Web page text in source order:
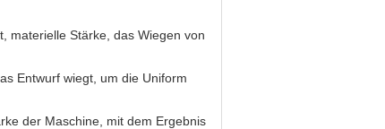
materielle Stärke, das Wiegen von
Entwurf wiegt, um die Uniform
der Maschine, mit dem Ergebnis